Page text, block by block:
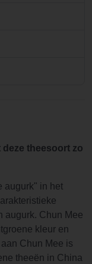
deze theesoort zo
augurk" in het
augurk. Chun Mee
kleur en
Chun Mee is
theeën in China